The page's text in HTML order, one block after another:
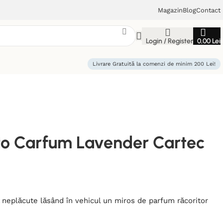
MagazinBlogContact
Login / Register 0,00Lei
Livrare Gratuită la comenzi de minim 200 Lei!
Carfum Lavender Cartec
lăsând în vehicul un miros de parfum răcoritor